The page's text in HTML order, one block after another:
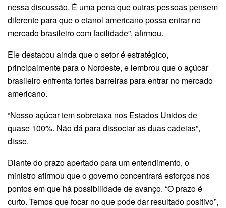
nessa discussão. É uma pena que outras pessoas pensem
diferente para que o etanol americano possa entrar no
mercado brasileiro com facilidade”, afirmou.
Ele destacou ainda que o setor é estratégico,
principalmente para o Nordeste, e lembrou que o açúcar
brasileiro enfrenta fortes barreiras para entrar no mercado
americano.
“Nosso açúcar tem sobretaxa nos Estados Unidos de
quase 100%. Não dá para dissociar as duas cadeias”,
disse.
Diante do prazo apertado para um entendimento, o
ministro afirmou que o governo concentrará esforços nos
pontos em que há possibilidade de avanço. “O prazo é
curto. Temos que focar no que pode dar resultado positivo”,